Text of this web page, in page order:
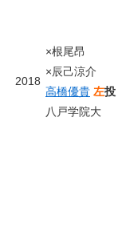
2018
×根尾昂
×辰己涼介
高橋優貴 左投
八戸学院大